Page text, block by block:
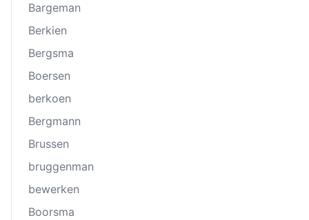
Bargeman
Berkien
Bergsma
Boersen
berkoen
Bergmann
Brussen
bruggenman
bewerken
Boorsma